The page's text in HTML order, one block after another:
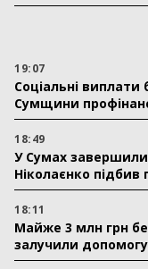
19:07
Соціальні
Сумщини
18:49
У Сумах завершили
Ніколаєнко підбив
18:11
Майже 3 млн грн
залучили